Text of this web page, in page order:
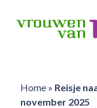
Home» Reisje
november 2025